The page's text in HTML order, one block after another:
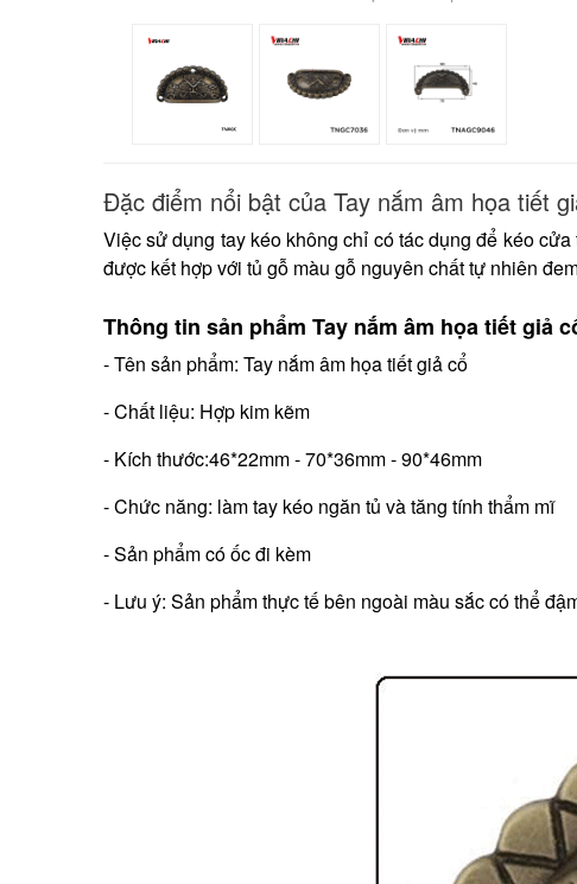
Đặc điểm nổi bật của Tay nắm âm họa tiết
Việc sử dụng tay kéo không chỉ có tác dụng để kéo
được kết hợp với tủ gỗ màu gỗ nguyên chất tự nhiên
Thông tin sản phẩm Tay nắm âm họa tiết giả
- Tên sản phẩm: Tay nắm âm họa tiết giả cổ
- Chất liệu: Hợp kim kẽm
- Kích thước:46*22mm - 70*36mm - 90*46mm
- Chức năng: làm tay kéo ngăn tủ và tăng tính thẩm mĩ
- Sản phẩm có ốc đi kèm
- Lưu ý: Sản phẩm thực tế bên ngoài màu sắc có thể